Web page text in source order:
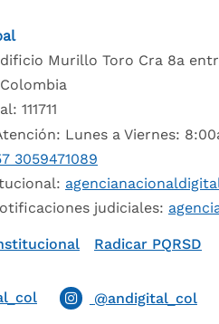
Murillo Toro Cra 8a
111711
Lunes a Viernes:
3059471089
judiciales:
Radicar PQRSD
@andigital_col